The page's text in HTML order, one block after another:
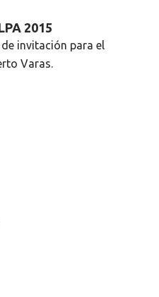
2015
invitación para el
Varas.